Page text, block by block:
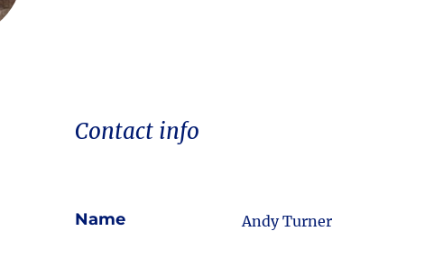
Contact info
Name Andy Turner